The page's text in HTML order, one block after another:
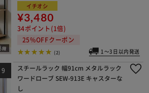
イチオシ
¥3,480
34ポイント(1倍)
25%OFFクーポン
(2) 1～3日以内発送
スチールラック 幅91cm メタルラック
ワードローブ SEW-913E キャスターな
し